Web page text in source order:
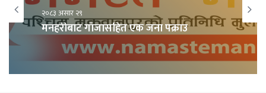
२०८३ असार २९
मनहरीबाट गाँजासहित एक जना पक्राउ
२०८३ असार २९